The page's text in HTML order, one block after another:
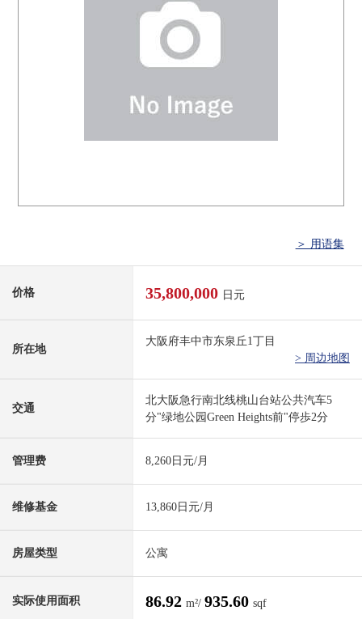
＞ 用语集
价格 35,800,000 日元
所在地
大阪府丰中市东泉丘1丁目
> 周边地图
交通
北大阪急行南北线桃山台站公共汽车5
分"绿地公园Green Heights前"停歩2分
管理费 8,260日元/月
维修基金 13,860日元/月
房屋类型 公寓
实际使用面积 86.92 m²/ 935.60 sqf